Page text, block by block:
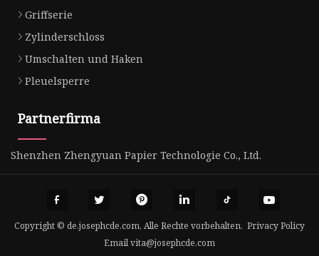
Griffserie
Zylinderschloss
Umschalten und Haken
Pleuelsperre
Partnerfirma
Shenzhen Zhengyuan Papier Technologie Co., Ltd.
Copyright © de.josephcde.com, Alle Rechte vorbehalten. Privacy Policy
Emailvita@josephcde.com